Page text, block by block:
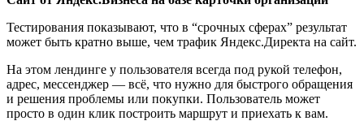
Тестирования показывают, что в “срочных сферах” результат
может быть кратно выше, чем трафик Яндекс.Директа на сайт.
На этом лендинге у пользователя всегда под рукой телефон,
адрес, мессенджер — всё, что нужно для быстрого обращения
и решения проблемы или покупки. Пользователь может
просто в один клик построить маршрут и приехать к вам.